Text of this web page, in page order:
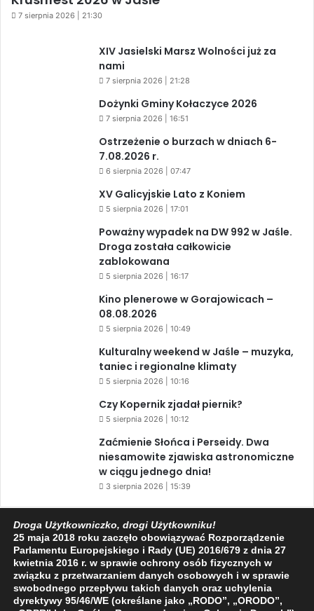
7 sierpnia 2026 | 21:30
XIV Jasielski Marsz Wolności już za
nami
7 sierpnia 2026 | 21:28
Dożynki Gminy Kołaczyce 2026
7 sierpnia 2026 | 16:51
Ostrzeżenie o burzach w dniach 6-
7.08.2026 r.
6 sierpnia 2026 | 07:47
XV Galicyjskie Lato z Koniem
5 sierpnia 2026 | 17:01
Poważny wypadek na DW 992 w Jaśle.
Droga została całkowicie
zablokowana
5 sierpnia 2026 | 16:17
Kino plenerowe w Gorajowicach –
08.08.2026
5 sierpnia 2026 | 10:49
Kulturalny weekend w Jaśle – muzyka,
taniec i regionalne klimaty
5 sierpnia 2026 | 10:16
Czy Kopernik zjadał piernik?
5 sierpnia 2026 | 10:12
Zaćmienie Słońca i Perseidy. Dwa
niesamowite zjawiska astronomiczne
w ciągu jednego dnia!
3 sierpnia 2026 | 15:39
Facebook
X YouTube
Droga Użytkowniczko, drogi Użytkowniku!
25 maja 2018 roku zaczęło obowiązywać Rozporządzenie
Parlamentu Europejskiego i Rady (UE) 2016/679 z dnia 27
kwietnia 2016 r. w sprawie ochrony osób fizycznych w
związku z przetwarzaniem danych osobowych i w sprawie
swobodnego przepływu takich danych oraz uchylenia
dyrektywy 95/46/WE (określane jako „RODO”, „ORODO”,